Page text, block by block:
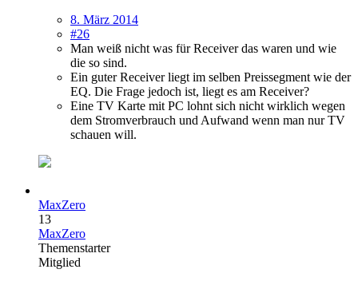
8. März 2014
#26
Man weiß nicht was für Receiver das waren und wie
die so sind.
Ein guter Receiver liegt im selben Preissegment wie der
EQ. Die Frage jedoch ist, liegt es am Receiver?
Eine TV Karte mit PC lohnt sich nicht wirklich wegen
dem Stromverbrauch und Aufwand wenn man nur TV
schauen will.
MaxZero
13
MaxZero
Themenstarter
Mitglied